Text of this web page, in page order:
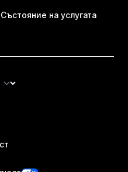
Състояние на услугата